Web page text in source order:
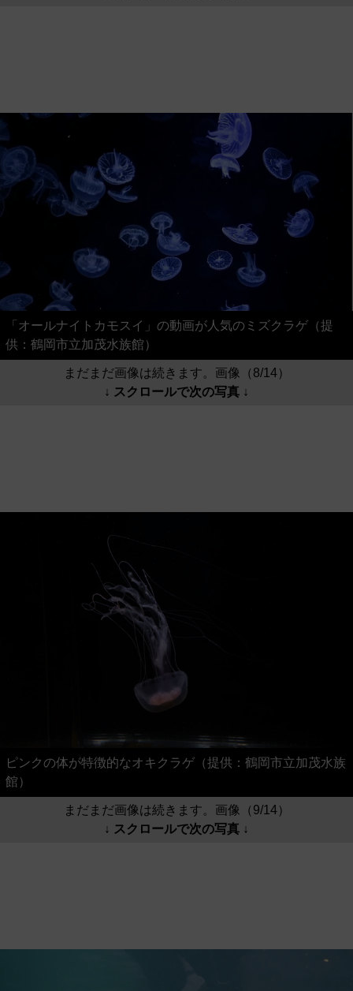
「オールナイトカモスイ」の動画が人気のミズクラゲ（提
供：鶴岡市立加茂水族館）
まだまだ画像は続きます。画像（8/14）
↓ スクロールで次の写真 ↓
ピンクの体が特徴的なオキクラゲ（提供：鶴岡市立加茂水族
館）
まだまだ画像は続きます。画像（9/14）
↓ スクロールで次の写真 ↓